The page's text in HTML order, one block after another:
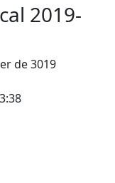
2019-
de 3019